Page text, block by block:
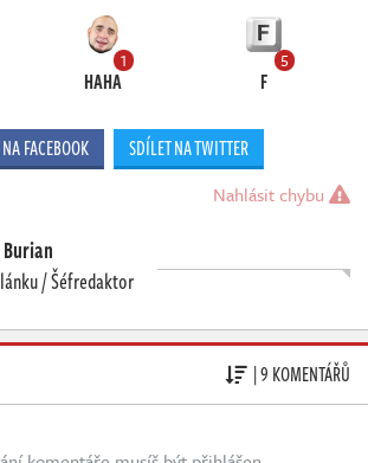
1
HAHA
5
F
FACEBOOK SDÍLET NA TWITTER
Nahlásit chybu
/ Šéfredaktor
| 9 KOMENTÁŘŮ